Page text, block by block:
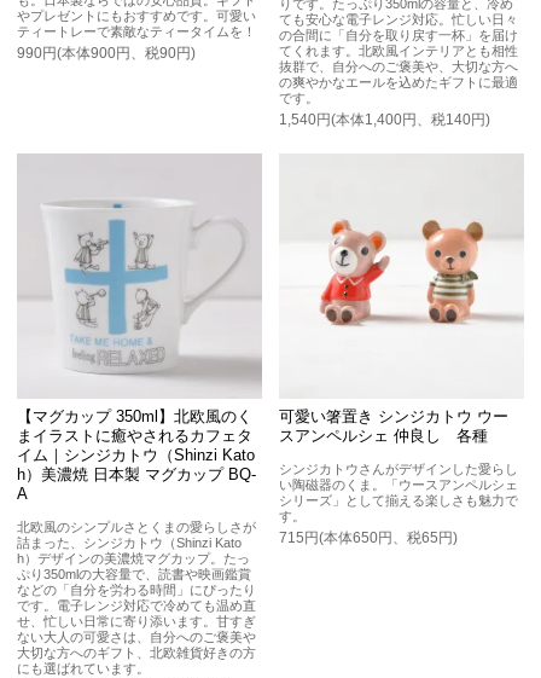
やプレゼントにもおすすめです。可愛い
ティートレーで素敵なティータイムを！
990円(本体900円、税90円)
りです。たっぷり350mlの容量と、冷め
ても安心な電子レンジ対応。忙しい日々
の合間に「自分を取り戻す一杯」を届け
てくれます。北欧風インテリアとも相性
抜群で、自分へのご褒美や、大切な方へ
の爽やかなエールを込めたギフトに最適
です。
1,540円(本体1,400円、税140円)
【マグカップ 350ml】北欧風のく
まイラストに癒やされるカフェタ
イム｜シンジカトウ（Shinzi Kato
h）美濃焼 日本製 マグカップ BQ-
A
北欧風のシンプルさとくまの愛らしさが
詰まった、シンジカトウ（Shinzi Kato
h）デザインの美濃焼マグカップ。たっ
ぷり350mlの大容量で、読書や映画鑑賞
などの「自分を労わる時間」にぴったり
です。電子レンジ対応で冷めても温め直
せ、忙しい日常に寄り添います。甘すぎ
ない大人の可愛さは、自分へのご褒美や
大切な方へのギフト、北欧雑貨好きの方
にも選ばれています。
可愛い箸置き シンジカトウ ウー
スアンペルシェ 仲良し 各種
シンジカトウさんがデザインした愛らし
い陶磁器のくま。「ウースアンペルシェ
シリーズ」として揃える楽しさも魅力で
す。
715円(本体650円、税65円)